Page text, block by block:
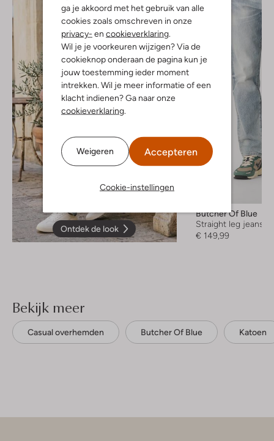
ga je akkoord met het gebruik van alle
cookies zoals omschreven in onze
privacy- en cookieverklaring
Wil je je voorkeuren wijzigen? Via de
cookieknop onderaan de pagina kun je
jouw toestemming ieder moment
intrekken. Wil je meer informatie of een
klacht indienen? Ga naar onze
cookieverklaring
Weigeren Accepteren
Cookie-instellingen
Ontdek de look
Butcher Of Blue
Straight leg jeans
€ 149,99
Bekijk meer
Casual overhemden Butcher Of Blue Katoen